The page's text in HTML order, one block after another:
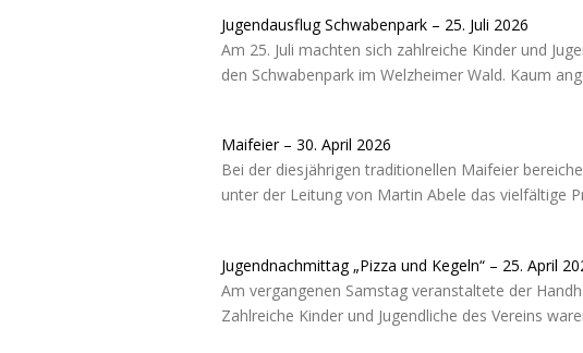
Jugendausflug Schwabenpark – 25. Juli 2026
Am 25. Juli machten sich zahlreiche Kinder und
den Schwabenpark im Welzheimer Wald. Kaum
Maifeier – 30. April 2026
Bei der diesjährigen traditionellen Maifeier
unter der Leitung von Martin Abele das vielfältige
Jugendnachmittag „Pizza und Kegeln“ – 25. April
Am vergangenen Samstag veranstaltete der
Zahlreiche Kinder und Jugendliche des Vereins